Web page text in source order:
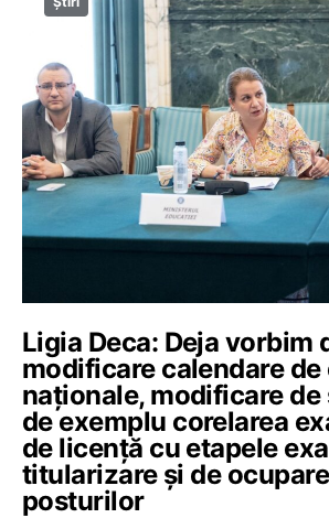
Ligia Deca: Deja vorbim
modificare calendare de
naţionale, modificare
de exemplu corelarea
de licenţă cu etapele
titularizare şi de
posturilor